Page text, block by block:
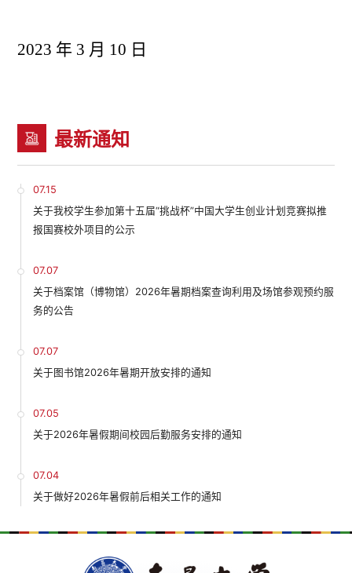
2023 年 3 月 10 日
最新通知
07.15
关于我校学生参加第十五届“挑战杯”中国大学生创业计划竞赛拟推
报国赛校外项目的公示
07.07
关于档案馆（博物馆）2026年暑期档案查询利用及场馆参观预约服
务的公告
07.07
关于图书馆2026年暑期开放安排的通知
07.05
关于2026年暑假期间校园后勤服务安排的通知
07.04
关于做好2026年暑假前后相关工作的通知